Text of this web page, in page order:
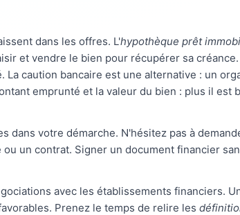
dans les offres. L'hypothèque prêt
et vendre le bien pour récupérer sa
caution bancaire est une alternative : un
emprunté et la valeur du bien : plus il est
dans votre démarche. N'hésitez pas à
un contrat. Signer un document financier
avec les établissements financiers.
Prenez le temps de relire les